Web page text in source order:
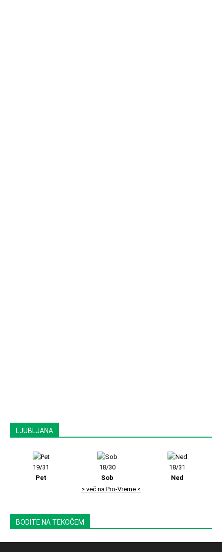
LJUBLJANA
19/31
Pet
18/30
Sob
18/31
Ned
> več na Pro-Vreme <
BODITE NA TEKOČEM